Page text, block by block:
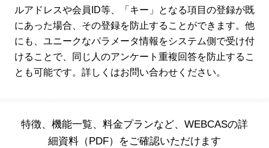
ルアドレスや会員ID等、「キー」となる項目の登録が既
にあった場合、その登録を防止することができます。他
にも、ユニークなパラメータ情報をシステム側で受け付
けることで、同じ人のアンケート重複回答を防止するこ
とも可能です。詳しくはお問い合わせください。
特徴、機能一覧、料金プランなど、WEBCASの詳
細資料（PDF）をご確認いただけます